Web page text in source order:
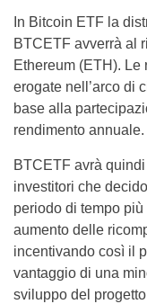
In Bitcoin ETF la
BTCETF avverrà al
Ethereum (ETH).
erogate nell’arco di
base alla
rendimento annuale.
BTCETF avrà quindi
investitori che
periodo di tempo
aumento delle
incentivando così il
vantaggio di una
sviluppo del